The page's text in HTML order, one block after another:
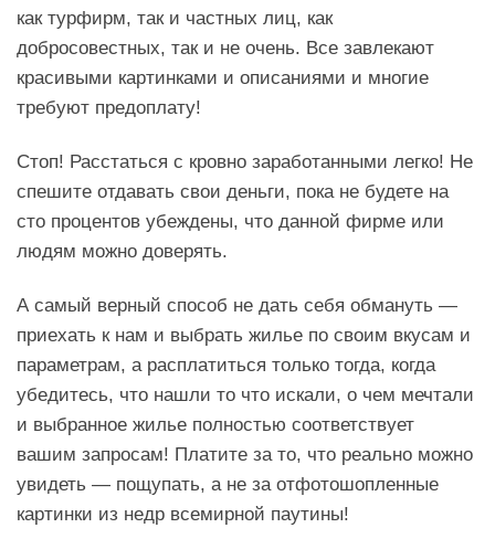
как турфирм, так и частных лиц, как
добросовестных, так и не очень. Все завлекают
красивыми картинками и описаниями и многие
требуют предоплату!
Стоп! Расстаться с кровно заработанными легко! Не
спешите отдавать свои деньги, пока не будете на
сто процентов убеждены, что данной фирме или
людям можно доверять.
А самый верный способ не дать себя обмануть —
приехать к нам и выбрать жилье по своим вкусам и
параметрам, а расплатиться только тогда, когда
убедитесь, что нашли то что искали, о чем мечтали
и выбранное жилье полностью соответствует
вашим запросам! Платите за то, что реально можно
увидеть — пощупать, а не за отфотошопленные
картинки из недр всемирной паутины!